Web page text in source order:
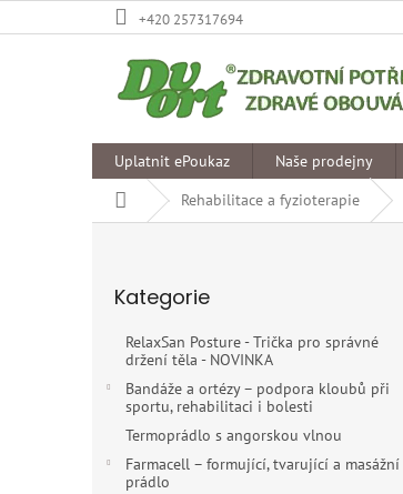
na
+420 257317694
Uplatnit ePoukaz Naše prodejny
Domů
Rehabilitace a fyzioterapie
kategorie
Kategorie
RelaxSan Posture - Trička pro správné
držení těla - NOVINKA
Bandáže a ortézy – podpora kloubů při
sportu, rehabilitaci i bolesti
Termoprádlo s angorskou vlnou
Farmacell – formující, tvarující a masážní
prádlo